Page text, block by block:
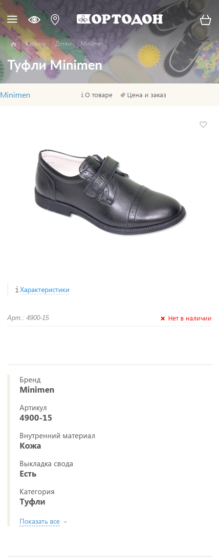
Каталог Детям Minimen
Туфли Minimen
Minimen О товаре Цена и заказ
Характеристики
Арт.: 4900-15 Нет в наличии
Бренд
Minimen
Артикул
4900-15
Внутренний материал
Кожа
Выкладка свода
Есть
Категория
Туфли
Показать все